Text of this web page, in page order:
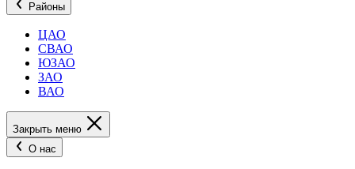
Районы
ЦАО
СВАО
ЮЗАО
ЗАО
ВАО
Закрыть меню
О нас